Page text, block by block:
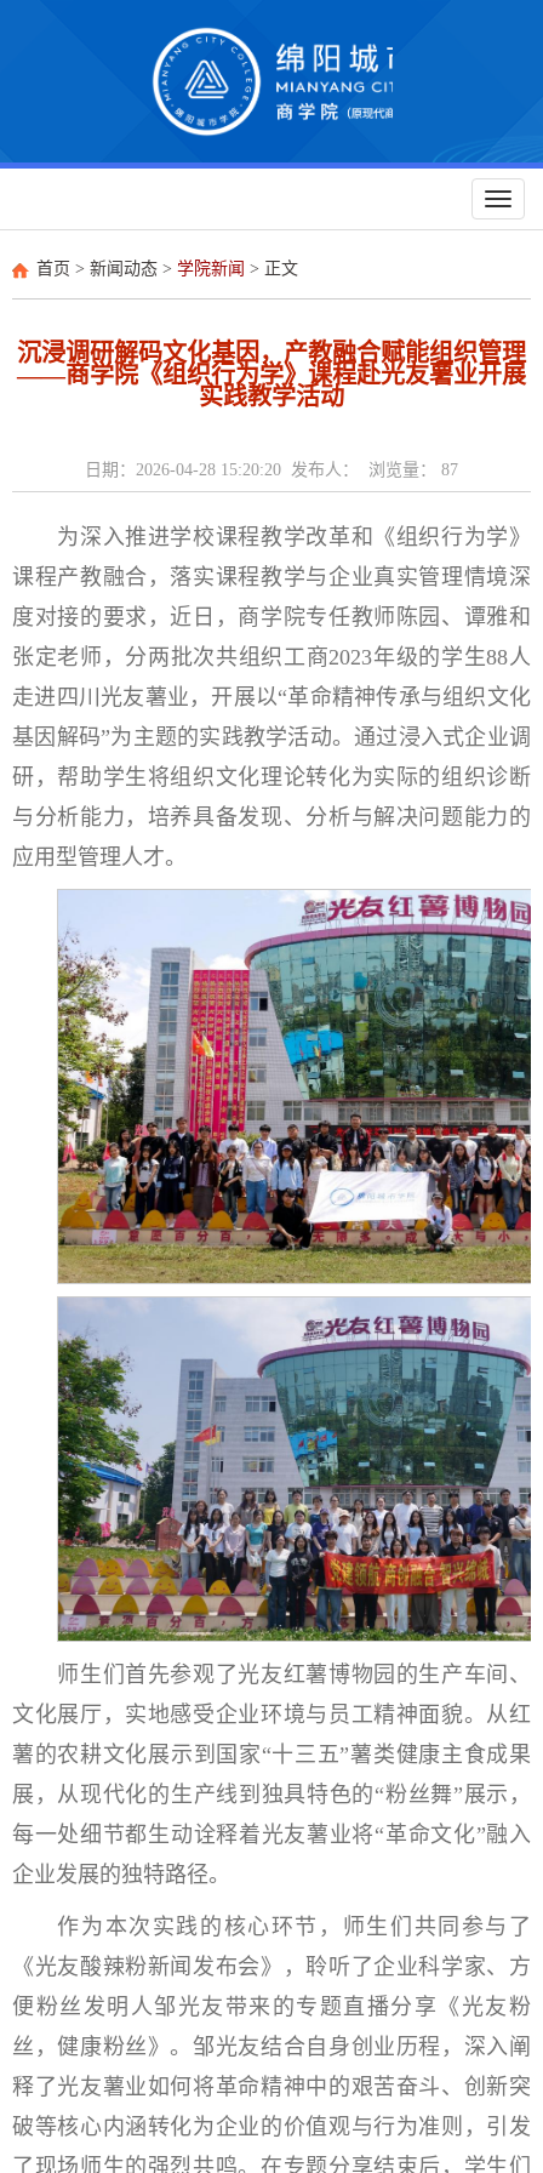
Toggle
首页 > 新闻动态 > 学院新闻 > 正文
沉浸调研解码文化基因，产教融合赋能组织管理
——商学院《组织行为学》课程赴光友薯业开展
实践教学活动
日期：2026-04-28 15:20:20 发布人： 浏览量： 87
为深入推进学校课程教学改革和《组织行为学》
课程产教融合，落实课程教学与企业真实管理情境深
度对接的要求，近日，商学院专任教师陈园、谭雅和
张定老师，分两批次共组织工商2023年级的学生88人
走进四川光友薯业，开展以“革命精神传承与组织文化
基因解码”为主题的实践教学活动。通过浸入式企业调
研，帮助学生将组织文化理论转化为实际的组织诊断
与分析能力，培养具备发现、分析与解决问题能力的
应用型管理人才。
师生们首先参观了光友红薯博物园的生产车间、
文化展厅，实地感受企业环境与员工精神面貌。从红
薯的农耕文化展示到国家“十三五”薯类健康主食成果
展，从现代化的生产线到独具特色的“粉丝舞”展示，
每一处细节都生动诠释着光友薯业将“革命文化”融入
企业发展的独特路径。
作为本次实践的核心环节，师生们共同参与了
《光友酸辣粉新闻发布会》，聆听了企业科学家、方
便粉丝发明人邹光友带来的专题直播分享《光友粉
丝，健康粉丝》。邹光友结合自身创业历程，深入阐
释了光友薯业如何将革命精神中的艰苦奋斗、创新突
破等核心内涵转化为企业的价值观与行为准则，引发
了现场师生的强烈共鸣。在专题分享结束后，学生们